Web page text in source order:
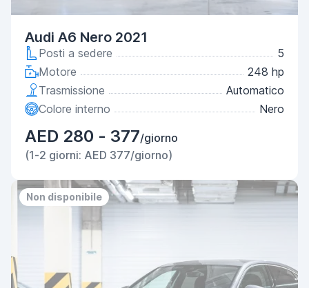
Audi A6 Nero 2021
Posti a sedere
5
Motore
248 hp
Trasmissione
Automatico
Colore interno
Nero
AED 280 - 377/giorno
(1-2 giorni: AED 377/giorno)
Non disponibile